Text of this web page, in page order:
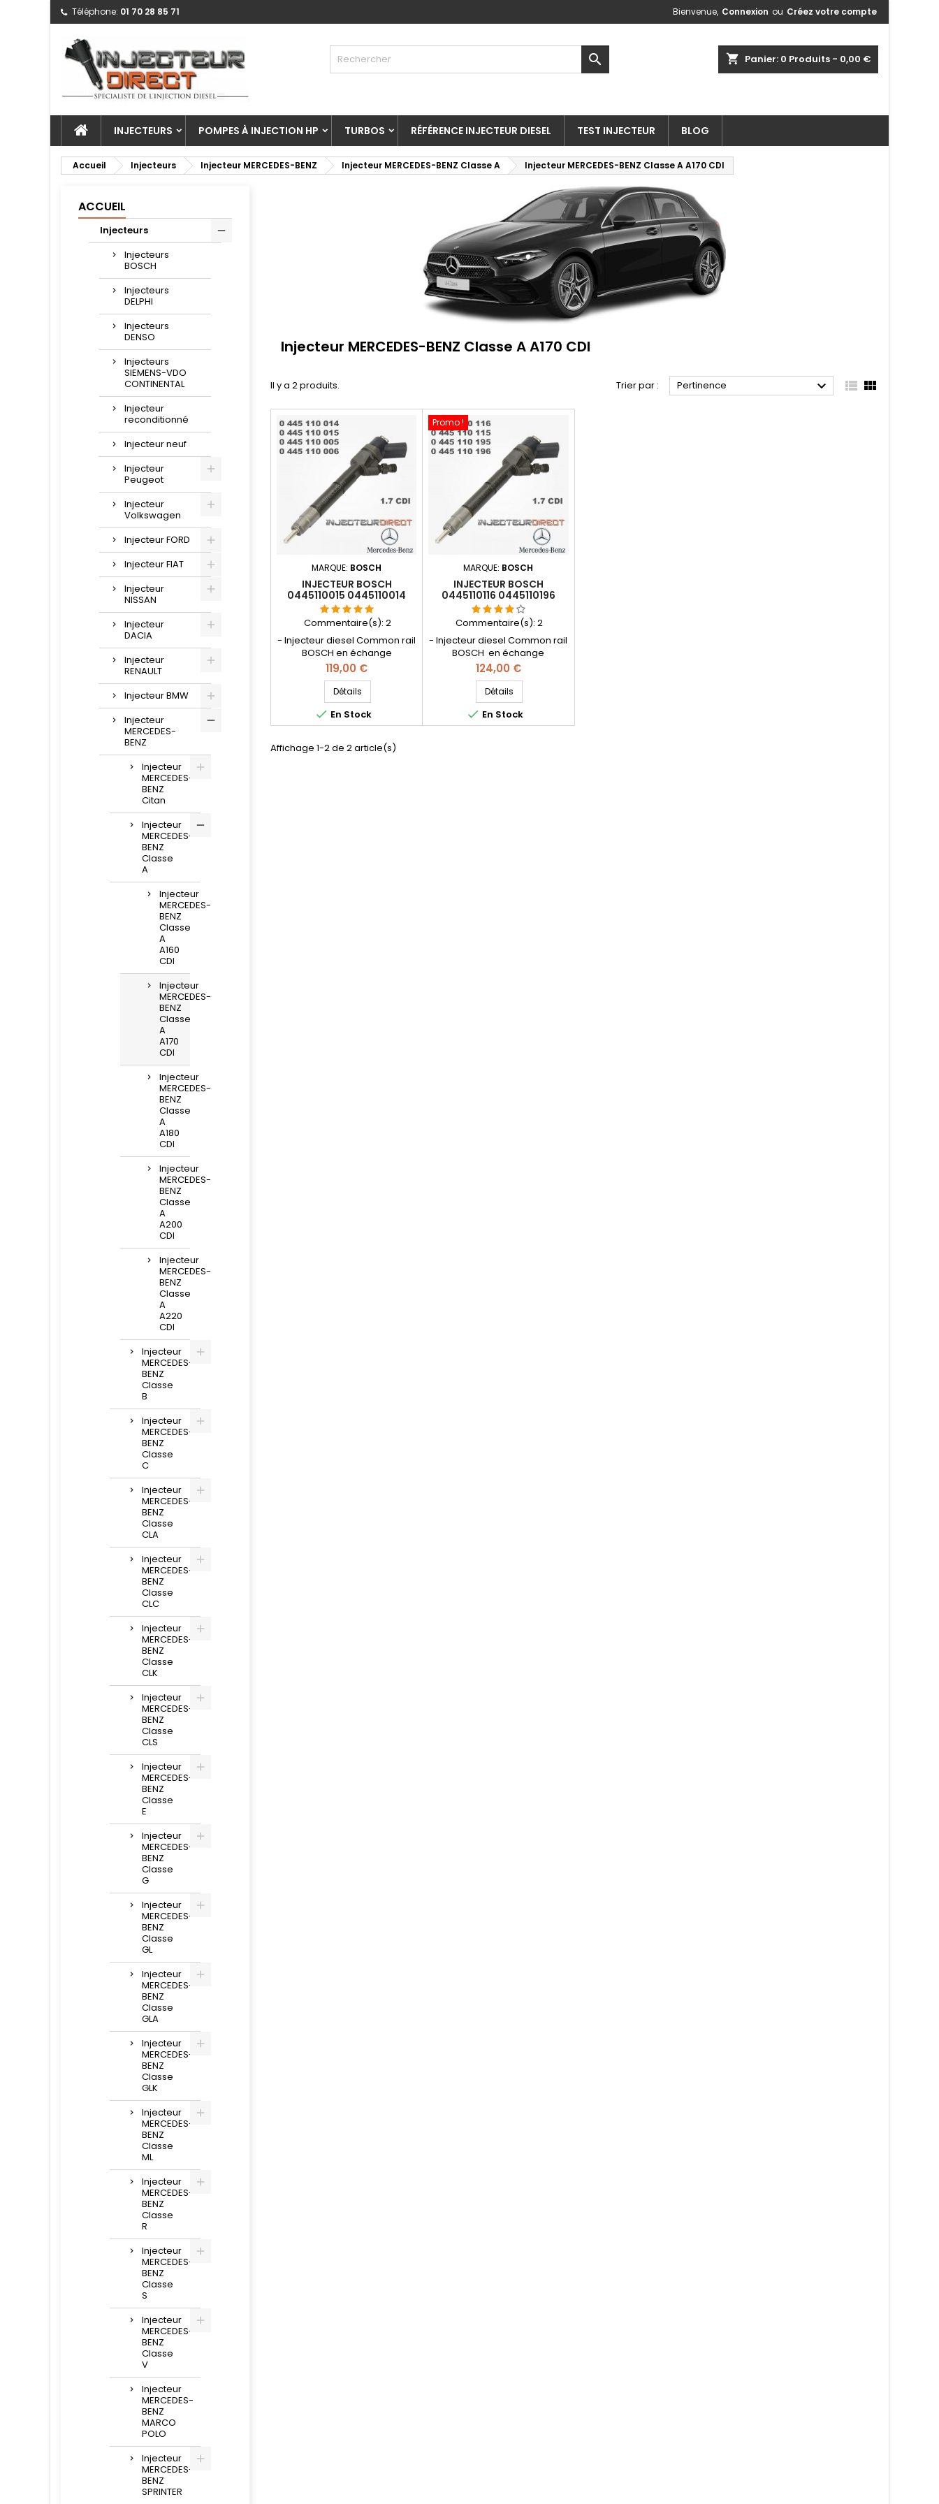
Téléphone: 01 70 28 85 71 Bienvenue, Connexion ou Créez votre compte
shopping_cart Panier: 0 Produits - 0,00 €

INJECTEURS POMPES À INJECTION HP TURBOS RÉFÉRENCE INJECTEUR DIESEL TEST INJECTEUR BLOG
Accueil Injecteurs Injecteur MERCEDES-BENZ Injecteur MERCEDES-BENZ Classe A Injecteur MERCEDES-BENZ Classe A A170 CDI
ACCUEIL
Injecteurs
Injecteurs
BOSCH
Injecteurs
DELPHI
Injecteurs
DENSO
Injecteurs
SIEMENS-VDO
CONTINENTAL
Injecteur
reconditionné
Injecteur neuf
Injecteur
Peugeot
Injecteur
Volkswagen
Injecteur FORD
Injecteur FIAT
Injecteur
NISSAN
Injecteur
DACIA
Injecteur
RENAULT
Injecteur BMW
Injecteur
MERCEDES-
BENZ
Injecteur
MERCEDES-
BENZ
Citan
Injecteur
MERCEDES-
BENZ
Classe
A
Injecteur
MERCEDES-
BENZ
Classe
A
A160
CDI
Injecteur
MERCEDES-
BENZ
Classe
A
A170
CDI
Injecteur
MERCEDES-
BENZ
Classe
A
A180
CDI
Injecteur
MERCEDES-
BENZ
Classe
A
A200
CDI
Injecteur
MERCEDES-
BENZ
Classe
A
A220
CDI
Injecteur
MERCEDES-
BENZ
Classe
B
Injecteur
MERCEDES-
BENZ
Classe
C
Injecteur
MERCEDES-
BENZ
Classe
CLA
Injecteur
MERCEDES-
BENZ
Classe
CLC
Injecteur
MERCEDES-
BENZ
Classe
CLK
Injecteur
MERCEDES-
BENZ
Classe
CLS
Injecteur
MERCEDES-
BENZ
Classe
E
Injecteur
MERCEDES-
BENZ
Classe
G
Injecteur
MERCEDES-
BENZ
Classe
GL
Injecteur
MERCEDES-
BENZ
Classe
GLA
Injecteur
MERCEDES-
BENZ
Classe
GLK
Injecteur
MERCEDES-
BENZ
Classe
ML
Injecteur
MERCEDES-
BENZ
Classe
R
Injecteur
MERCEDES-
BENZ
Classe
S
Injecteur
MERCEDES-
BENZ
Classe
V
Injecteur
MERCEDES-
BENZ
MARCO
POLO
Injecteur
MERCEDES-
BENZ
SPRINTER
Injecteur MERCEDES-BENZ Classe A A170 CDI
Il y a 2 produits. Trier par : Pertinence   
MARQUE: BOSCH
INJECTEUR BOSCH
0445110015 0445110014
A6680700287
A6680700687 6680700287
6680700687
Commentaire(s): 2
- Injecteur diesel Common rail
BOSCH en échange
réparation - Pièce d'origine -
Références
compatibles: 0445110014 ,
0445110005 , 0445110006 ,
0986435005 , 0 445 110 014 , 0
445 110 005 , 0 445 110 006 , 0
986 435 005 , A6680700287 ,
A6680700687 , 6680700287 ,
Prix
119,00 €
Détails
 En Stock
Promo !
MARQUE: BOSCH
INJECTEUR BOSCH
0445110116 0445110196
0445110195 0986435058
0986435049 A6680700987
6680701287 A6680701287
Commentaire(s): 2
- Injecteur diesel Common rail
BOSCH en échange
réparation - Pièce d'origine -
Références
compatibles: 0445110115 ,
0445110195 , 0445110196 ,
0986435057, , 6680700987 ,
A6680700987 , 6680701287 ,
Prix
124,00 €
Détails
 En Stock
Affichage 1-2 de 2 article(s)